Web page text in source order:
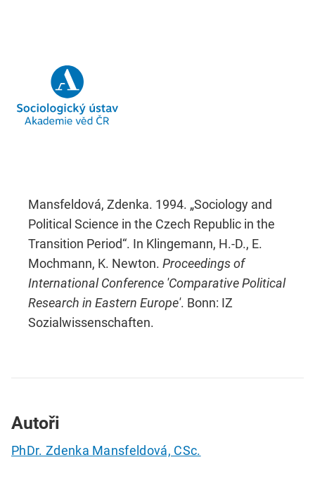
Mansfeldová, Zdenka. 1994. „Sociology and
Political Science in the Czech Republic in the
Transition Period“. In Klingemann, H.-D., E.
Mochmann, K. Newton. Proceedings of
International Conference 'Comparative Political
Research in Eastern Europe'. Bonn: IZ
Sozialwissenschaften.
Autoři
PhDr. Zdenka Mansfeldová, CSc.